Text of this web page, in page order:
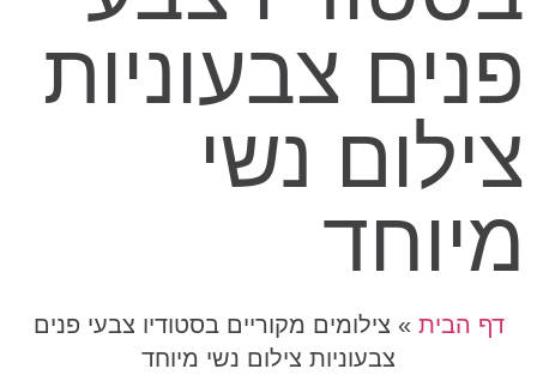
פנים צבעוניות
צילום נשי
מיוחד
דף הבית » צילומים מקוריים בסטודיו צבעי פנים
צבעוניות צילום נשי מיוחד